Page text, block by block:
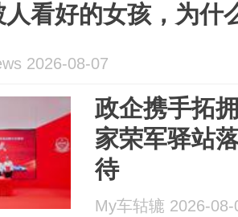
看好的女孩，为什
2026-08-07
政企携手拓
家荣军驿站
待
My车轱辘 2026-08-